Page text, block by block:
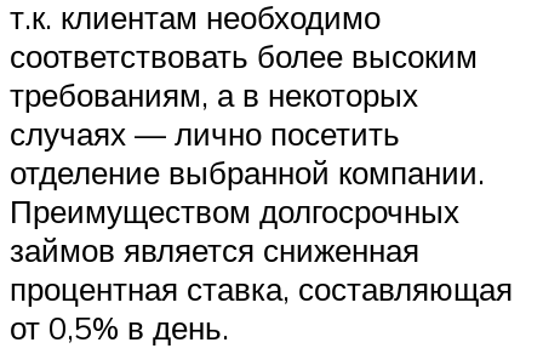
т.к. клиентам необходимо
соответствовать более высоким
требованиям, а в некоторых
случаях — лично посетить
отделение выбранной компании.
Преимуществом долгосрочных
займов является сниженная
процентная ставка, составляющая
от 0,5% в день.